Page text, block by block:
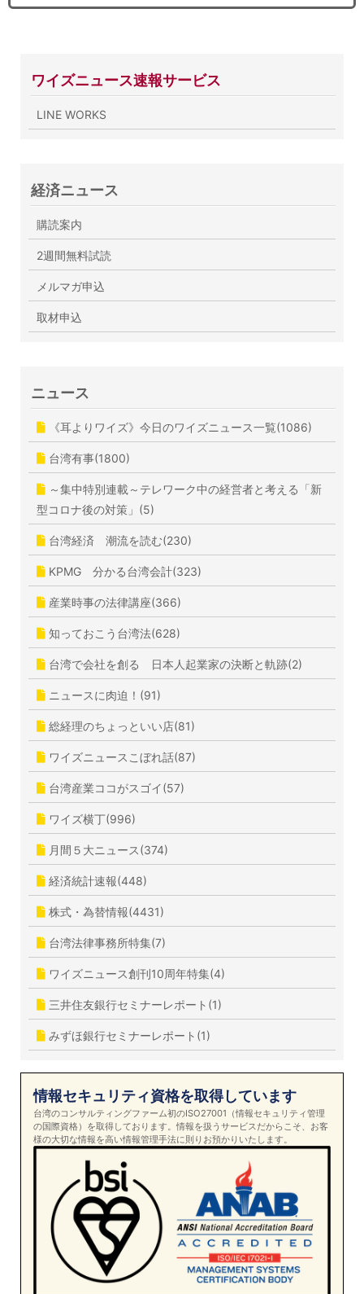
ワイズニュース速報サービス
LINE WORKS
経済ニュース
購読案内
2週間無料試読
メルマガ申込
取材申込
ニュース
《耳よりワイズ》今日のワイズニュース一覧(1086)
台湾有事(1800)
～集中特別連載～テレワーク中の経営者と考える「新
型コロナ後の対策」(5)
台湾経済 潮流を読む(230)
KPMG 分かる台湾会計(323)
産業時事の法律講座(366)
知っておこう台湾法(628)
台湾で会社を創る 日本人起業家の決断と軌跡(2)
ニュースに肉迫！(91)
総経理のちょっといい店(81)
ワイズニュースこぼれ話(87)
台湾産業ココがスゴイ(57)
ワイズ横丁(996)
月間５大ニュース(374)
経済統計速報(448)
株式・為替情報(4431)
台湾法律事務所特集(7)
ワイズニュース創刊10周年特集(4)
三井住友銀行セミナーレポート(1)
みずほ銀行セミナーレポート(1)
情報セキュリティ資格を取得しています
台湾のコンサルティングファーム初のISO27001（情報セキュリティ管理
の国際資格）を取得しております。情報を扱うサービスだからこそ、お客
様の大切な情報を高い情報管理手法に則りお預かりいたします。